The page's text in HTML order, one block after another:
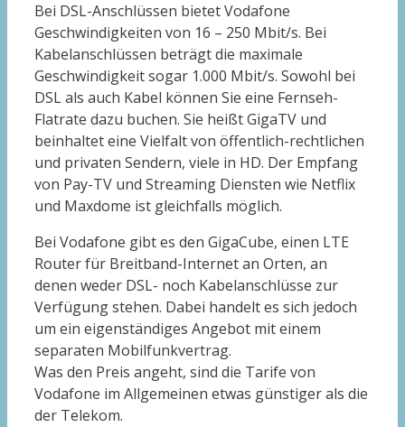
Bei DSL-Anschlüssen bietet Vodafone
Geschwindigkeiten von 16 – 250 Mbit/s. Bei
Kabelanschlüssen beträgt die maximale
Geschwindigkeit sogar 1.000 Mbit/s. Sowohl bei
DSL als auch Kabel können Sie eine Fernseh-
Flatrate dazu buchen. Sie heißt GigaTV und
beinhaltet eine Vielfalt von öffentlich-rechtlichen
und privaten Sendern, viele in HD. Der Empfang
von Pay-TV und Streaming Diensten wie Netflix
und Maxdome ist gleichfalls möglich.
Bei Vodafone gibt es den GigaCube, einen LTE
Router für Breitband-Internet an Orten, an
denen weder DSL- noch Kabelanschlüsse zur
Verfügung stehen. Dabei handelt es sich jedoch
um ein eigenständiges Angebot mit einem
separaten Mobilfunkvertrag.
Was den Preis angeht, sind die Tarife von
Vodafone im Allgemeinen etwas günstiger als die
der Telekom.